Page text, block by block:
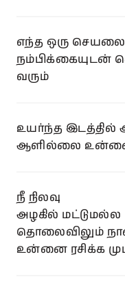
எந்த ஒரு
நம்பிக்கையுடன்
வரும்
உயர்ந்த இடத்தில்
ஆளில்லை உன்னை
நீ நிலவு
அழகில் மட்டுமல்ல
தொலைவிலும்
உன்னை ரசிக்க